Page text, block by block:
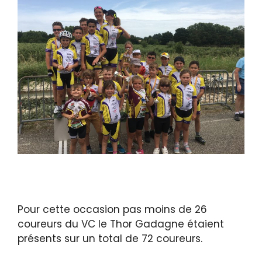
Pour cette occasion pas moins de 26
coureurs du VC le Thor Gadagne étaient
présents sur un total de 72 coureurs.